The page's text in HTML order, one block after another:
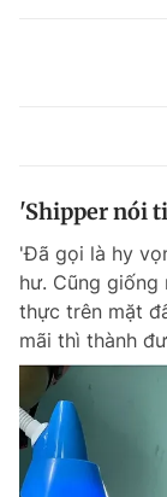
'Shipper nói
'Đã gọi là hy
hư. Cũng
thực trên mặt
mãi thì thành